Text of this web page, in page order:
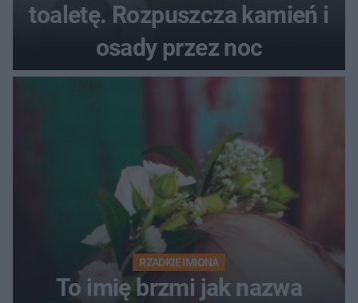
toaletę. Rozpuszcza kamień i
osady przez noc
RZADKIE IMIONA
To imię brzmi jak nazwa